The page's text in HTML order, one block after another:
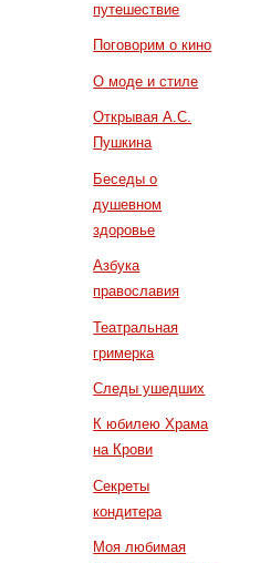
путешествие
Поговорим о кино
О моде и стиле
Открывая А.С.
Пушкина
Беседы о
душевном
здоровье
Азбука
православия
Театральная
гримерка
Следы ушедших
К юбилею Храма
на Крови
Секреты
кондитера
Моя любимая